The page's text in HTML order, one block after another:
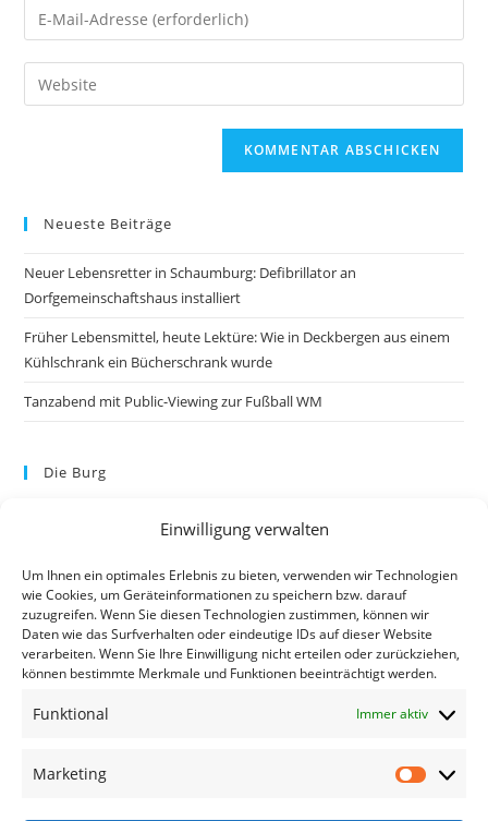
Einwilligung verwalten
Um Ihnen ein optimales Erlebnis zu bieten, verwenden wir Technologien
wie Cookies, um Geräteinformationen zu speichern bzw. darauf
zuzugreifen. Wenn Sie diesen Technologien zustimmen, können wir
Daten wie das Surfverhalten oder eindeutige IDs auf dieser Website
verarbeiten. Wenn Sie Ihre Einwilligung nicht erteilen oder zurückziehen,
können bestimmte Merkmale und Funktionen beeinträchtigt werden.
Funktional Immer aktiv
Marketing
Neueste Beiträge
Neuer Lebensretter in Schaumburg: Defibrillator an
Dorfgemeinschaftshaus installiert
Früher Lebensmittel, heute Lektüre: Wie in Deckbergen aus einem
Kühlschrank ein Bücherschrank wurde
Tanzabend mit Public-Viewing zur Fußball WM
Die Burg
Datenschutzerklärung